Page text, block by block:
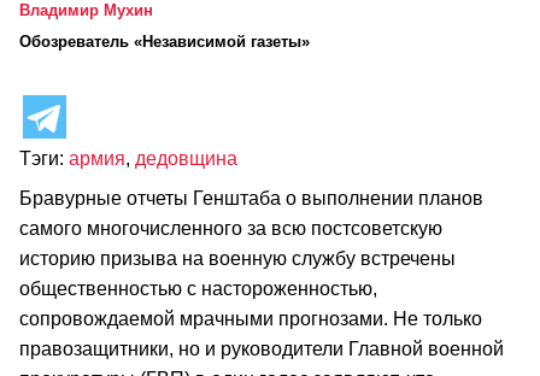
Владимир Мухин
Обозреватель «Независимой газеты»
Тэги: армия, дедовщина
Бравурные отчеты Генштаба о выполнении планов
самого многочисленного за всю постсоветскую
историю призыва на военную службу встречены
общественностью с настороженностью,
сопровождаемой мрачными прогнозами. Не только
правозащитники, но и руководители Главной военной